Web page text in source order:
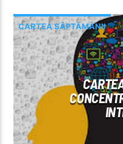
CARTEA SĂPTĂMÂNII